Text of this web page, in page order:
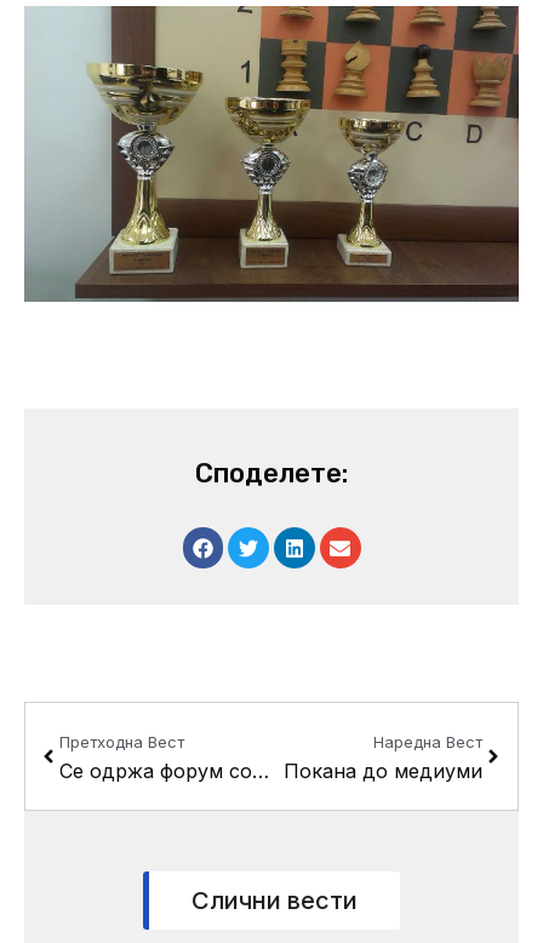
Споделете:
Претходна Вест
Се одржа форум со работодавачите од Кисела Вода
Наредна Вест
Покана до медиуми
Слични вести